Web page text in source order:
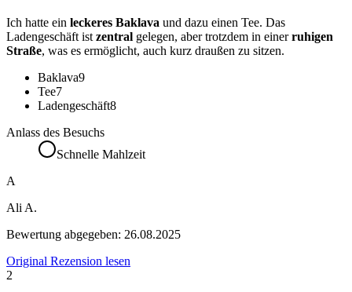
Ich hatte ein leckeres Baklava und dazu einen Tee. Das
Ladengeschäft ist zentral gelegen, aber trotzdem in einerruhigen
Straße, was es ermöglicht, auch kurz draußen zu sitzen.
Baklava9
Tee7
Ladengeschäft8
Anlass des Besuchs
Schnelle Mahlzeit
A
Ali A.
Bewertung abgegeben: 26.08.2025
Original Rezension lesen
2